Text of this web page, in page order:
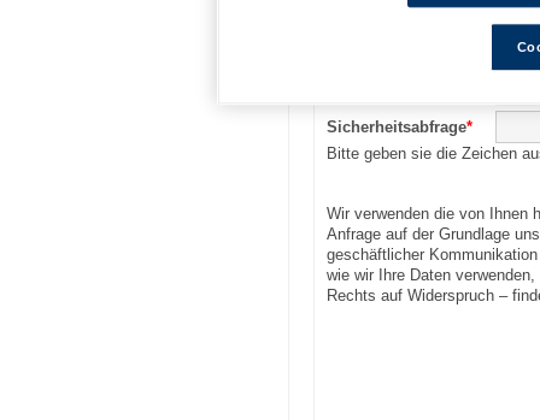
Sicherheitsabfrage*
Bitte geben sie die Zeichen
Wir verwenden die von Ihnen
Anfrage auf der Grundlage
geschäftlicher
wie wir Ihre Daten
Rechts auf Widerspruch –